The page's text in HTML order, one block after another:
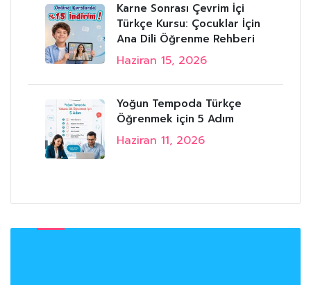
Karne Sonrası Çevrim İçi
Türkçe Kursu: Çocuklar İçin
Ana Dili Öğrenme Rehberi
Haziran 15, 2026
Yoğun Tempoda Türkçe
Öğrenmek için 5 Adım
Haziran 11, 2026